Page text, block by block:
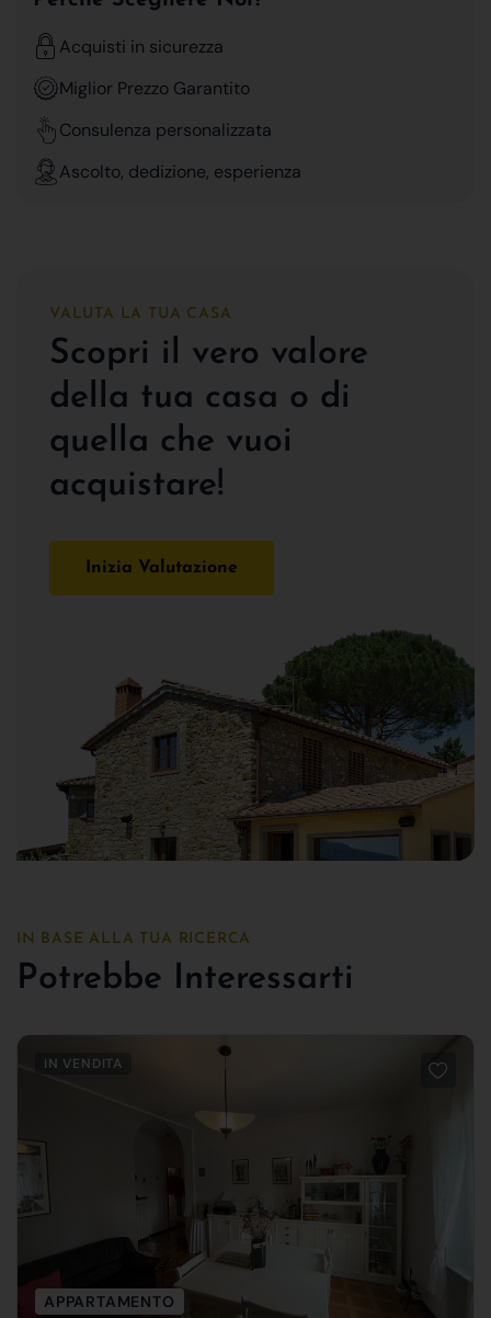
Acquisti in sicurezza
Miglior Prezzo Garantito
Consulenza personalizzata
Ascolto, dedizione, esperienza
VALUTA LA TUA CASA
Scopri il vero valore
della tua casa o di
quella che vuoi
acquistare!
Inizia Valutazione
IN BASE ALLA TUA RICERCA
Potrebbe Interessarti
IN VENDITA
APPARTAMENTO